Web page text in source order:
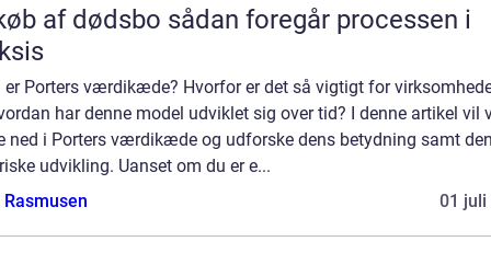
sådan foregår processen i
er Porters værdikæde? Hvorfor er det så vigtigt for
har denne model udviklet sig over tid? I denne artikel vil
ned i Porters værdikæde og udforske dens betydning samt
udvikling. Uanset om du er e...
01 juli